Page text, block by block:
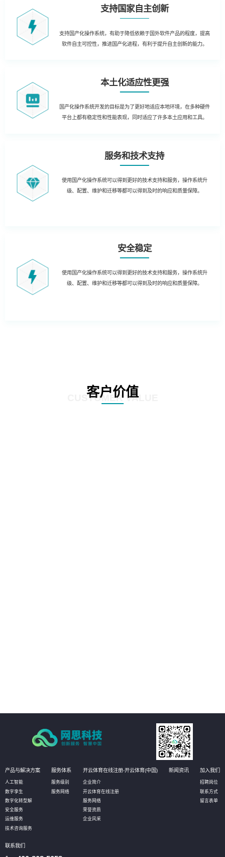
支持国家自主创新
支持国产化操作系统，有助于降低依赖于国外软件产品的程度，提高
软件自主可控性，推进国产化进程，有利于提升自主创新的能力。
本土化适应性更强
国产化操作系统开发的目标是为了更好地适应本地环境，在多种硬件
平台上都有稳定性和性能表现，同时适应了许多本土应用和工具。
服务和技术支持
使用国产化操作系统可以得到更好的技术支持和服务，操作系统升
级、配置、维护和迁移等都可以得到及时的响应和质量保障。
安全稳定
使用国产化操作系统可以得到更好的技术支持和服务，操作系统升
级、配置、维护和迁移等都可以得到及时的响应和质量保障。
客户价值
CUSTOMER VALUE
产品与解决方案
人工智能
数字孪生
数字化转型解
安全服务
运维服务
技术咨询服务
服务体系
服务级别
服务网络
开云体育在线注册-开云体育(中国)
企业简介
开云体育在线注册
服务网络
荣誉资质
企业风采
新闻资讯 加入我们
招聘岗位
联系方式
留言表单
联系我们